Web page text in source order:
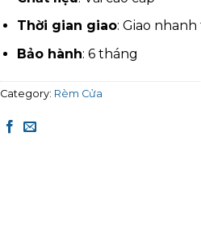
Thời gian giao: Giao
Bảo hành: 6 tháng
Category: Rèm Cửa